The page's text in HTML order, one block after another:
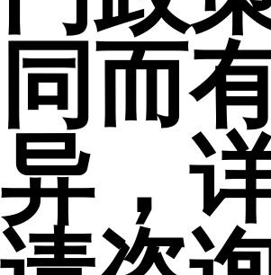
同而
异，